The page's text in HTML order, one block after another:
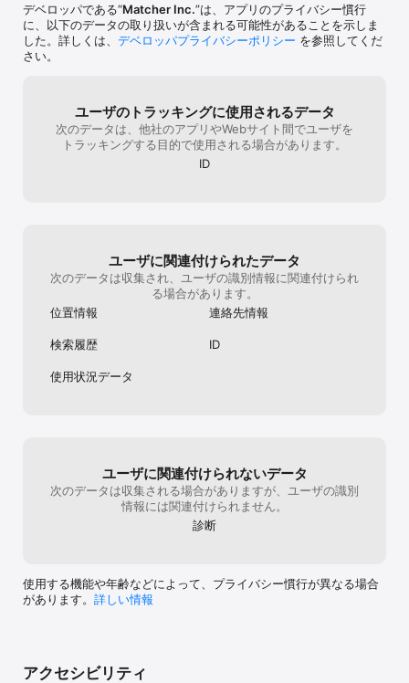
▼利用企業一覧
・DMM Group
・阪急阪神不動産株式会社
・株式会社オープンハウスグループ
・株式会社リブセンス
・株式会社出前館
https://matcher.jp/docs/terms
▼プライバシーポリシー
https://matcher.jp/docs/privacy
デベロッパである“Matcher Inc.”は、アプリのプライバシー慣行
に、以下のデータの取り扱いが含まれる可能性があることを示しま
した。詳しくは、 デベロッパプライバシーポリシー を参照してくだ
さい。
ユーザのトラッキングに使用されるデータ
次のデータは、他社のアプリやWebサイト間でユーザを
トラッキングする目的で使用される場合があります。
ID
ユーザに関連付けられたデータ
次のデータは収集され、ユーザの識別情報に関連付けられ
る場合があります。
位置情報
連絡先情報
検索履歴 ID
使用状況データ
ユーザに関連付けられないデータ
次のデータは収集される場合がありますが、ユーザの識別
情報には関連付けられません。
診断
使用する機能や年齢などによって、プライバシー慣行が異なる場合
があります。 詳しい情報
アクセシビリティ